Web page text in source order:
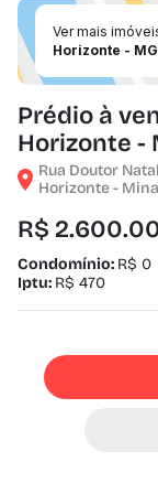
Ver mais
Horizonte - MG
Prédio à
Horizonte -
Rua Doutor
Horizonte -
R$
Condomínio: R$ 0
Iptu: R$ 470